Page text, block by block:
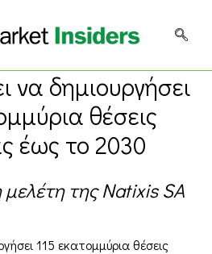
να δημιουργήσει
θέσεις
έως το 2030
μελέτη της Natixis SA
115 εκατομμύρια θέσεις